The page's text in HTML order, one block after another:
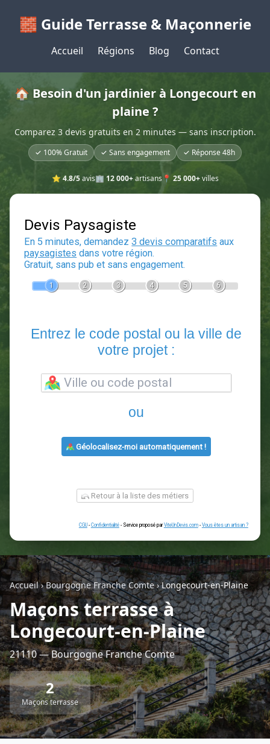
🧱 Guide Terrasse & Maçonnerie
Accueil Régions Blog Contact
🏠 Besoin d'un jardinier à Longecourt en
plaine ?
Comparez 3 devis gratuits en 2 minutes — sans inscription.
✓ 100% Gratuit ✓ Sans engagement ✓ Réponse 48h
⭐ 4.8/5avis🏢 12 000+artisans📍 25 000+villes
Devis Paysagiste
En 5 minutes, demandez3 devis comparatifs
2 3
Entrez le code postal ou la
ou
Retour à la liste des métiers
CGU -Confidentialité- Service proposé parViteUnDevis.com -Vous
Accueil›Bourgogne Franche Comte›Longecourt-en-Plaine
Maçons terrasse à
Longecourt-en-Plaine
21110 — Bourgogne Franche Comte
2
Maçons terrasse